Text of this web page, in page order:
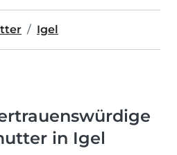
Igel
in Igel